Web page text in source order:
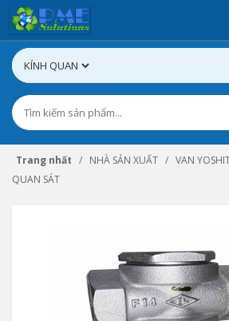
Trang nhất NHÀ SẢN XUẤT VAN
QUAN SÁT